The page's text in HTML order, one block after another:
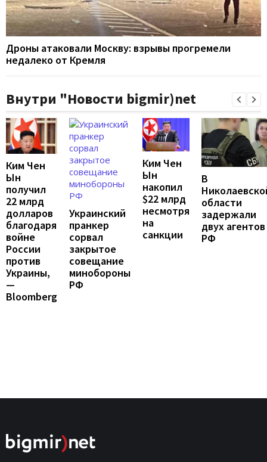
Дроны атаковали Москву: взрывы прогремели
недалеко от Кремля
Внутри "Новости bigmir)net
Ким Чен
Ын
получил
22 млрд
долларов
благодаря
войне
России
против
Украины,
—
Bloomberg
Украинский
пранкер
сорвал
закрытое
совещание
минобороны
РФ
Ким Чен
Ын
накопил
$22 млрд
несмотря
на
санкции
В
области
задержали
двух агентов
РФ